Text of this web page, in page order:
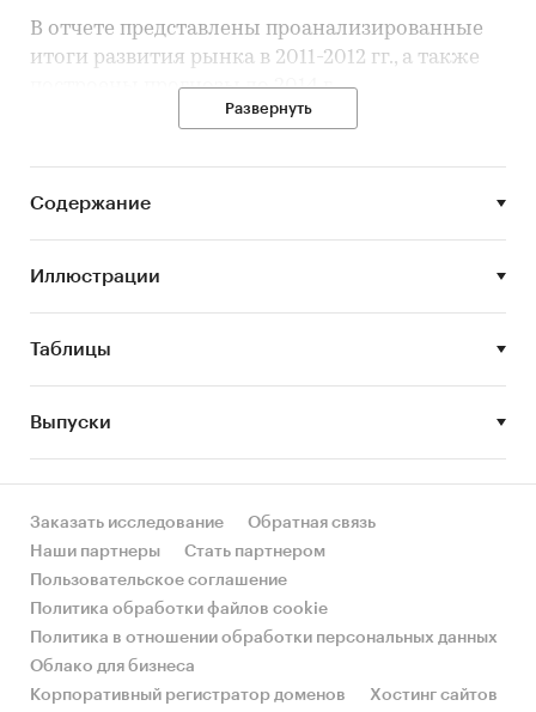
В отчете представлены проанализированные
итоги развития рынка в 2011-2012 гг., а также
построены прогнозы до 2014 г.
данные, как:
 динамика развития рынка;
 классификация и структура ПИФов;
 законодательное регулирование
 особенности, преимущества и
ограничения инвестирования в ПИФы;
 инвестиционные риски;
 ожидаемая доходность и
налогообложение ПИФов;
 тенденции и перспективы развития
рынка.
Развернуть
Содержание
Иллюстрации
Таблицы
Выпуски
Заказать исследование
Обратная связь
Наши партнеры
Стать партнером
Пользовательское соглашение
Политика обработки файлов cookie
Политика в отношении обработки персональных данных
Облако для бизнеса
Корпоративный регистратор доменов
Хостинг сайтов